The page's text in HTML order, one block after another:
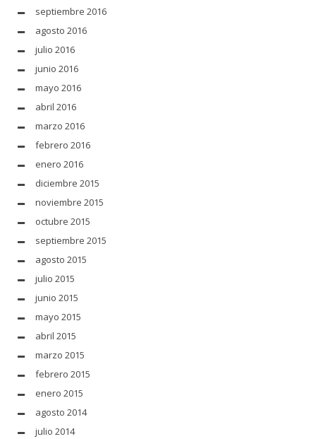
septiembre 2016
agosto 2016
julio 2016
junio 2016
mayo 2016
abril 2016
marzo 2016
febrero 2016
enero 2016
diciembre 2015
noviembre 2015
octubre 2015
septiembre 2015
agosto 2015
julio 2015
junio 2015
mayo 2015
abril 2015
marzo 2015
febrero 2015
enero 2015
agosto 2014
julio 2014